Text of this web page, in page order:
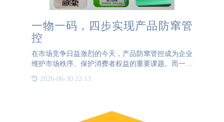
一物一码，四步实现产品防窜管
控
在市场竞争日益激烈的今天，产品防窜管控成为企业
维护市场秩序、保护消费者权益的重要课题。而一物
一码技术，正是解决这一问题的有效手段。一物一
码，即每个产品都拥有一个唯一的标识码，这个标识
2026-06-30 22:13